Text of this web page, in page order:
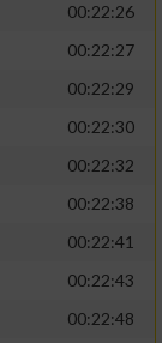
00:22:26
00:22:27
00:22:29
00:22:30
00:22:32
00:22:38
00:22:41
00:22:43
00:22:48